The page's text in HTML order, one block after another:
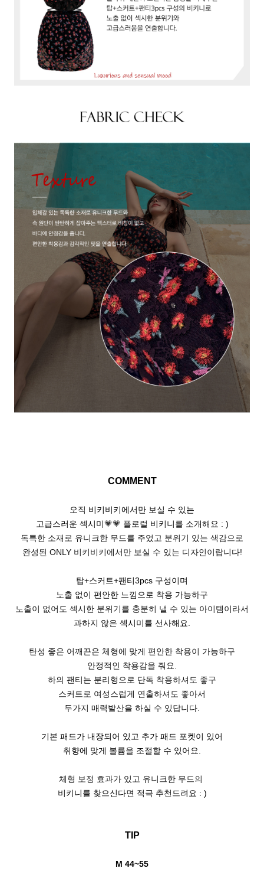
COMMENT
오직 비키비키에서만 보실 수 있는
고급스러운 섹시미💗💗 플로럴 비키니를 소개해요 : )
독특한 소재로 유니크한 무드를 주었고 분위기 있는 색감으로
완성된 ONLY 비키비키에서만 보실 수 있는 디자인이랍니다!
탑+스커트+팬티3pcs 구성이며
노출 없이 편안한 느낌으로 착용 가능하구
노출이 없어도 섹시한 분위기를 충분히 낼 수 있는 아이템이라서
과하지 않은 섹시미를 선사해요.
탄성 좋은 어깨끈은 체형에 맞게 편안한 착용이 가능하구
안정적인 착용감을 줘요.
하의 팬티는 분리형으로 단독 착용하셔도 좋구
스커트로 여성스럽게 연출하셔도 좋아서
두가지 매력발산을 하실 수 있답니다.
기본 패드가 내장되어 있고 추가 패드 포켓이 있어
취향에 맞게 볼륨을 조절할 수 있어요.
체형 보정 효과가 있고 유니크한 무드의
비키니를 찾으신다면 적극 추천드려요 : )
TIP
M 44~55